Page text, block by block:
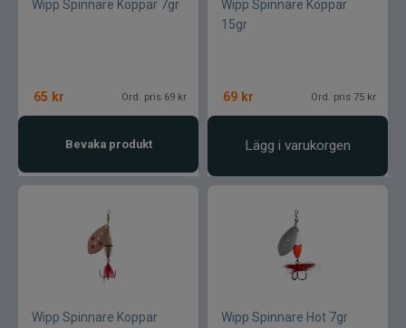
Wipp Spinnare Koppar 7gr
65 kr Ord. pris 69 kr
Bevaka produkt
Wipp Spinnare Koppar
15gr
69 kr Ord. pris 75 kr
Lägg i varukorgen
Wipp Spinnare Koppar
Wipp Spinnare Hot 7gr